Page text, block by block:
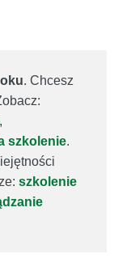
. Chcesz
,
szkolenie.
szkolenie